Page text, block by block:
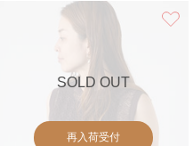
SOLD OUT
再入荷受付